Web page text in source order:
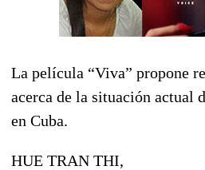
La película “Viva” propone
acerca de la situación actual
en Cuba.
HUE TRAN THI,